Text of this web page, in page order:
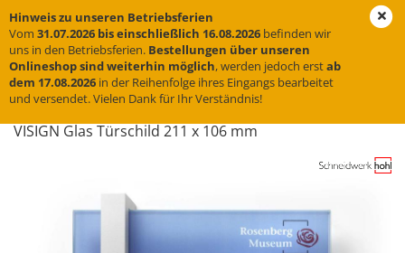
Hinweis zu unseren Betriebsferien
Vom 31.07.2026 bis einschließlich 16.08.2026 befinden wir
uns in den Betriebsferien. Bestellungen über unseren
Onlineshop sind weiterhin möglich, werden jedoch erstab
dem 17.08.2026 in der Reihenfolge ihres Eingangs bearbeitet
und versendet. Vielen Dank für Ihr Verständnis!
« zurück weiter »
Letzter »
4Artikel in dieser Kategorie
VI­SIGN Glas Tür­schild 211 x 106 mm